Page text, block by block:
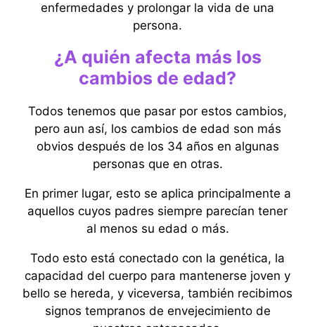
enfermedades y prolongar la vida de una
persona.
¿A quién afecta más los
cambios de edad?
Todos tenemos que pasar por estos cambios,
pero aun así, los cambios de edad son más
obvios después de los 34 años en algunas
personas que en otras.
En primer lugar, esto se aplica principalmente a
aquellos cuyos padres siempre parecían tener
al menos su edad o más.
Todo esto está conectado con la genética, la
capacidad del cuerpo para mantenerse joven y
bello se hereda, y viceversa, también recibimos
signos tempranos de envejecimiento de